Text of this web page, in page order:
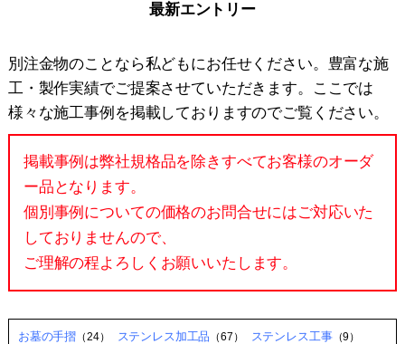
最新エントリー
別注金物のことなら私どもにお任せください。豊富な施
工・製作実績でご提案させていただきます。ここでは
様々な施工事例を掲載しておりますのでご覧ください。
掲載事例は弊社規格品を除きすべてお客様のオーダ
ー品となります。
個別事例についての価格のお問合せにはご対応いた
しておりませんので、
ご理解の程よろしくお願いいたします。
お墓の手摺 （24） ステンレス加工品 （67） ステンレス工事（9）